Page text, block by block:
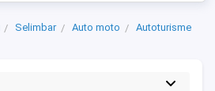
Selimbar Auto moto
Autoturisme